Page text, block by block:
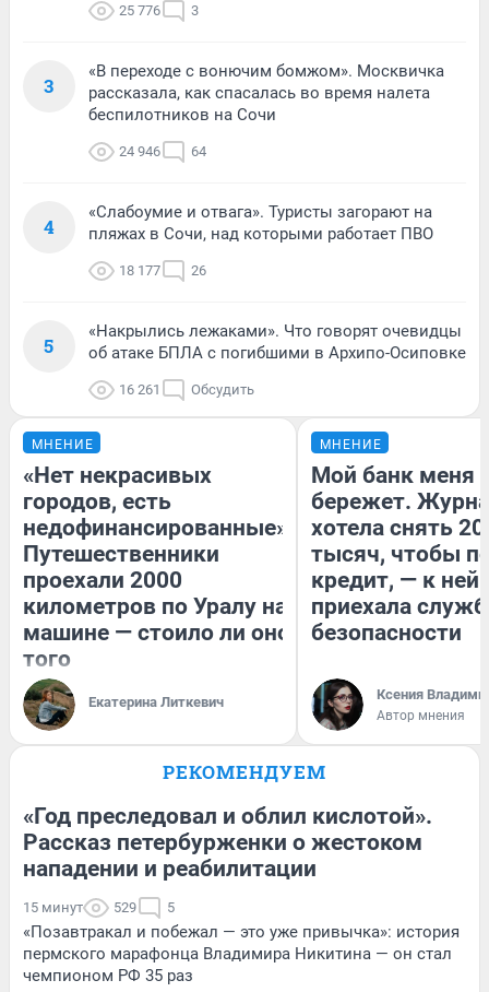
25 776 3
3
«В переходе с вонючим бомжом». Москвичка
рассказала, как спасалась во время налета
беспилотников на Сочи
24 946 64
4
«Слабоумие и отвага». Туристы загорают на
пляжах в Сочи, над которыми работает ПВО
18 177 26
5
«Накрылись лежаками». Что говорят очевидцы
об атаке БПЛА с погибшими в Архипо-Осиповке
16 261 Обсудить
МНЕНИЕ
«Нет некрасивых
городов, есть
недофинансированные».
Путешественники
проехали 2000
километров по Уралу на
машине — стоило ли оно
того
Екатерина Литкевич
МНЕНИЕ
Мой банк меня
бережет.
хотела снять
тысяч, чтобы
кредит, — к
приехала
безопасности
Ксения
Автор мнения
РЕКОМЕНДУЕМ
«Год преследовал и облил кислотой».
Рассказ петербурженки о жестоком
нападении и реабилитации
15 минут 529 5
«Позавтракал и побежал — это уже привычка»: история
пермского марафонца Владимира Никитина — он стал
чемпионом РФ 35 раз